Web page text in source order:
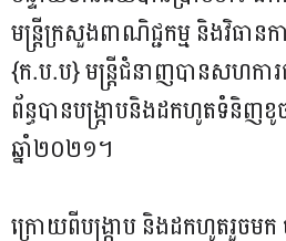
មន្ត្រីក្រសួងពាណិជ្ជកម្ម និងវិធានក
{ក.ប.ប} មន្ត្រីជំនាញបានសហការ
ព័ន្ធបានបង្ក្រាបនិងដកហូតទំនិញ
ឆ្នាំ២០២១។
ក្រោយពីបង្ក្រាប និងដកហូតរួចម